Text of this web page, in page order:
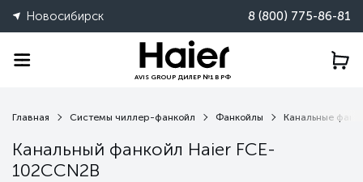
Новосибирск 8 (800) 775-86-81
AVIS GROUP ДИЛЕР №1 В РФ
Главная Системы чиллер-фанкойл Фанкойлы Канальные
Канальный фанкойл Haier FCE-
102CCN2B